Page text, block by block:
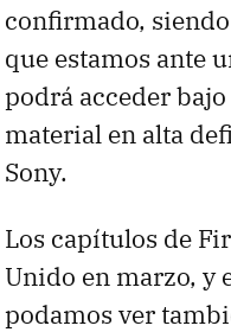
confirmado,
que estamos ante
podrá acceder
material en alta
Sony.
Los capítulos de
Unido en marzo, y
podamos ver